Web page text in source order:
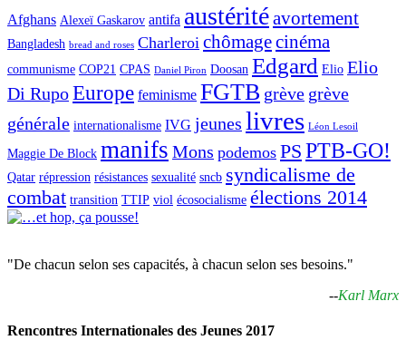
Afghans Alexeï Gaskarov antifa austéritéavortement
Bangladesh bread and roses Charleroi chômagecinéma
communisme COP21 CPAS Daniel Piron Doosan Edgard Elio Elio
Di RupoEurope feminisme FGTB grève grève
générale internationalisme IVG jeunes livres Léon Lesoil
Maggie De Block manifs Mons podemos PS PTB-GO!
Qatar répression résistances sexualité sncb syndicalisme de
combat transition TTIP viol écosocialisme élections 2014
"De chacun selon ses capacités, à chacun selon ses besoins."
--Karl Marx
Rencontres Internationales des Jeunes 2017